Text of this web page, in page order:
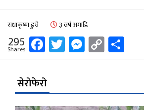
राधाकृष्ण डुम्रे ३ वर्ष अगाडि
295
Shares Facebook
Twitter
Messenger
Copy
Link
सेरोफेरो